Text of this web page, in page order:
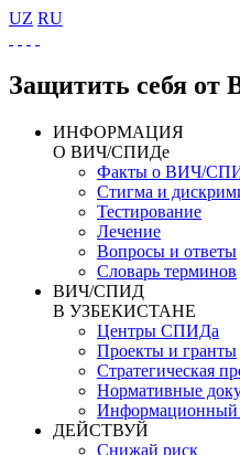
UZ RU
Защитить себя
ИНФОРМАЦИЯ
О ВИЧ/СПИДе
Факты о ВИЧ/
Стигма и
Тестирование
Лечение
Вопросы и ответы
Словарь терминов
ВИЧ/СПИД
В УЗБЕКИСТАНЕ
Центры СПИДа
Проекты и гранты
Стратегическая
Нормативные
Информационный
ДЕЙСТВУЙ
Снижай риск